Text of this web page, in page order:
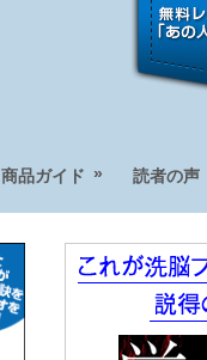
商品ガイド » 読者の声